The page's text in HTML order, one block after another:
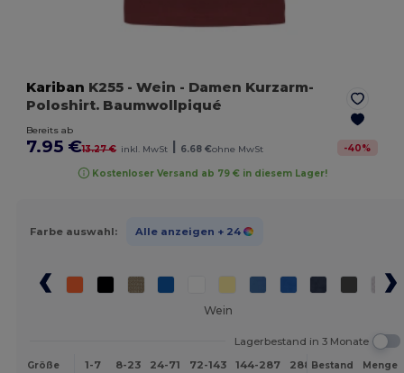
Kariban K255 - Wein - Damen Kurzarm-
Poloshirt. Baumwollpiqué
Bereits ab
7.95 €13.27 € inkl. MwSt | 6.68 €ohne MwSt -40%
Kostenloser Versand ab 79 € in diesem Lager!
Farbe auswahl: Alle anzeigen + 24
Wein
Lagerbestand in 3 Monate
Größe 1-7 8-23 24-71 72-143 144-287 288 + Mehr
Bestand Menge